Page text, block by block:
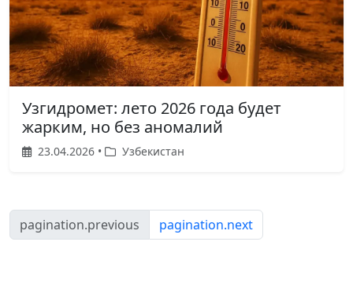
Узгидромет: лето 2026 года будет
жарким, но без аномалий
23.04.2026 • Узбекистан
pagination.previous pagination.next